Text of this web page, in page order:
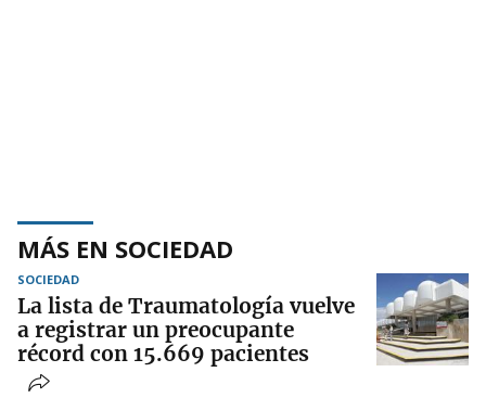
MÁS EN SOCIEDAD
SOCIEDAD
La lista de Traumatología vuelve
a registrar un preocupante
récord con 15.669 pacientes